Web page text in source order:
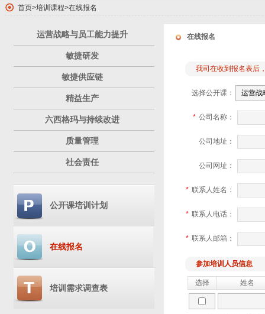
首页>培训课程>在线报名
运营战略与员工能力提升
敏捷研发
敏捷供应链
精益生产
六西格玛与持续改进
质量管理
社会责任
公开课培训计划
在线报名
培训需求调查表
在线报名
我司在收到报名表后
选择公开课：
* 公司名称：
公司地址：
公司网址：
* 联系人姓名：
* 联系人电话：
* 联系人邮箱：
参加培训人员信息
选择 姓名